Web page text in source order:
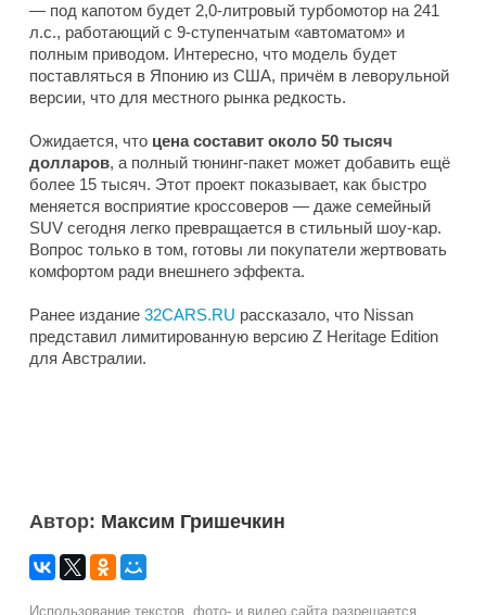
— под капотом будет 2,0-литровый турбомотор на 241
л.с., работающий с 9-ступенчатым «автоматом» и
полным приводом. Интересно, что модель будет
поставляться в Японию из США, причём в леворульной
версии, что для местного рынка редкость.
Ожидается, что цена составит около 50 тысяч
долларов, а полный тюнинг-пакет может добавить ещё
более 15 тысяч. Этот проект показывает, как быстро
меняется восприятие кроссоверов — даже семейный
SUV сегодня легко превращается в стильный шоу-кар.
Вопрос только в том, готовы ли покупатели жертвовать
комфортом ради внешнего эффекта.
Ранее издание 32CARS.RU рассказало, что Nissan
представил лимитированную версию Z Heritage Edition
для Австралии.
Автор: Максим Гришечкин
Использование текстов, фото- и видео сайта разрешается